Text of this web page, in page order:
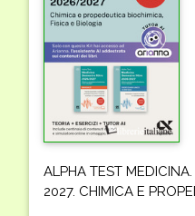
ALPHA TEST
2027. CHIMICA E